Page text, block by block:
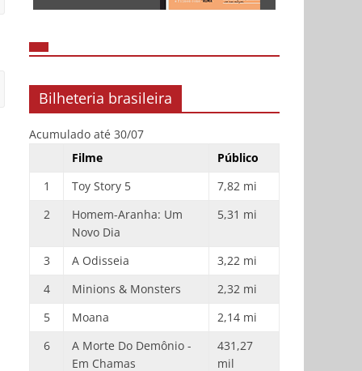
Bilheteria brasileira
Acumulado até 30/07
Filme
Público
1
Toy Story 5
7,82 mi
2
Homem-Aranha: Um
Novo Dia
5,31 mi
3 A Odisseia
3,22 mi
4
Minions & Monsters
2,32 mi
5
Moana
2,14 mi
6
A Morte Do Demônio -
Em Chamas
431,27
mil